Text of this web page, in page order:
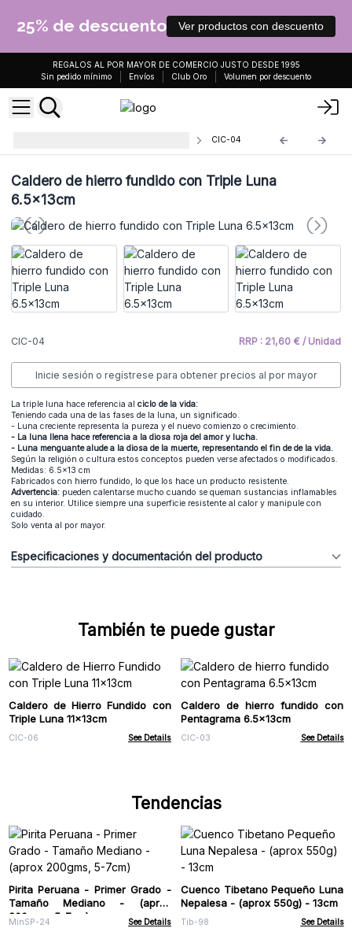
25% de descuento Ver productos con descuento
REGALOS AL POR MAYOR DE COMERCIO JUSTO DESDE 1995
Sin pedido mínimo
Envíos Club Oro Volumen por descuento
CIC-04
Caldero de hierro fundido con Triple Luna
6.5x13cm
CIC-04 RRP : 21,60 € / Unidad
Inicie sesión o regístrese para obtener precios al por mayor
La triple luna hace referencia al ciclo de la vida:
Teniendo cada una de las fases de la luna, un significado.
- Luna creciente representa la pureza y el nuevo comienzo o crecimiento.
- La luna llena hace referencia a la diosa roja del amor y lucha.
- Luna menguante alude a la diosa de la muerte, representando el fin de de la vida.
Según la religión o cultura estos conceptos pueden verse afectados o modificados.
Medidas: 6.5x13 cm
Fabricados con hierro fundido, lo que los hace un producto resistente.
Advertencia: pueden calentarse mucho cuando se queman sustancias inflamables
en su interior. Utilice siempre una superficie resistente al calor y manipule con
cuidado.
Solo venta al por mayor.
Especificaciones y documentación del producto
También te puede gustar
Caldero de Hierro Fundido con
Triple Luna 11x13cm
CIC-06 See Details
Caldero de hierro fundido con
Pentagrama 6.5x13cm
CIC-03 See Details
Tendencias
Pirita Peruana - Primer Grado -
Tamaño Mediano - (aprox
200gms, 5-7cm)
MinSP-24 See Details
Cuenco Tibetano Pequeño Luna
Nepalesa - (aprox 550g) - 13cm
Tib-98 See Details